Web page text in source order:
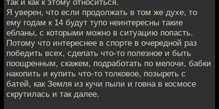
так и как к этому относиться.
Я уверен, что если продолжать в том же духе, то
ему годам к 14 будут тупо неинтересны такие
ебланы, с которыми можно в ситуацию попасть.
Потому что интереснее в спорте в очередной раз
победить всех, сделать что-то полезное и быть
поощренным, скажем, подработать по мелочи, бабки
накопить и купить что-то толковое, позыреть с
батей, как Земля из кучи пыли и говна в космосе
скрутилась и так далее.